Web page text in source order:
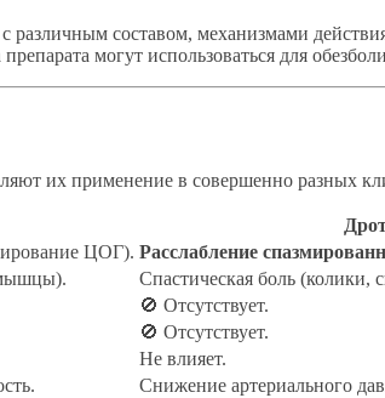
с различным составом, механизмами
могут использоваться для
их применение в совершенно разных
ЦОГ). Расслабление
Спастическая боль (колики,
🚫 Отсутствует.
🚫 Отсутствует.
Не влияет.
Снижение артериального